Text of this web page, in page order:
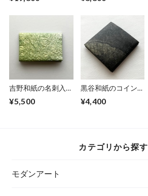
吉野和紙の名刺入れ
¥5,500
黒谷和紙のコインケ
¥4,400
カテゴリから探す
モダンアート